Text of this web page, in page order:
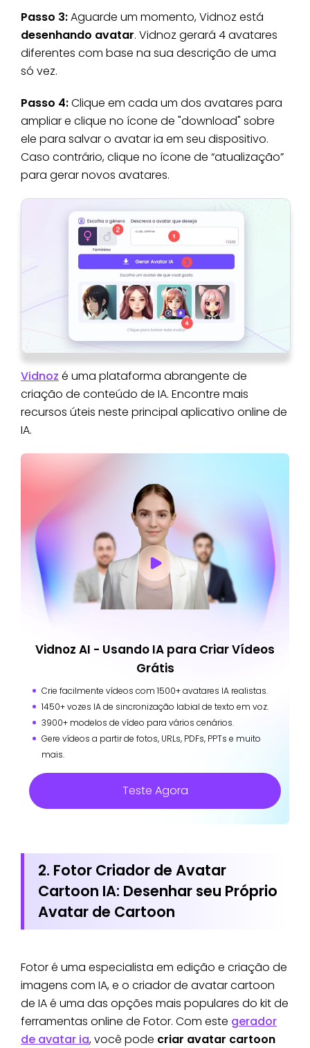
Passo 3:Aguarde um momento, Vidnoz está
desenhando avatar. Vidnoz gerará 4 avatares
diferentes com base na sua descrição de uma
só vez.
Passo 4:Clique em cada um dos avatares para
ampliar e clique no ícone de "download" sobre
ele para salvar o avatar ia em seu dispositivo.
Caso contrário, clique no ícone de “atualização”
para gerar novos avatares.
Vidnoz é uma plataforma abrangente de
criação de conteúdo de IA. Encontre mais
recursos úteis neste principal aplicativo online de
IA.
Vidnoz AI - Usando IA para Criar Vídeos
Grátis
Crie facilmente vídeos com 1500+ avatares IA realistas.
1450+ vozes IA de sincronização labial de texto em voz.
3900+ modelos de vídeo para vários cenários.
Gere vídeos a partir de fotos, URLs, PDFs, PPTs e muito
mais.
Teste Agora
2. Fotor Criador de Avatar
Cartoon IA: Desenhar seu Próprio
Avatar de Cartoon
Fotor é uma especialista em edição e criação de
imagens com IA, e o criador de avatar cartoon
de IA é uma das opções mais populares do kit de
ferramentas online de Fotor. Com este gerador
de avatar ia, você pode criar avatar cartoon